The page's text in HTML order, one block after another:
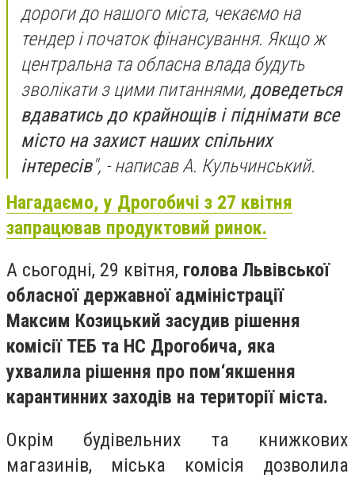
дороги до нашого міста, чекаємо на
тендер і початок фінансування. Якщо ж
центральна та обласна влада будуть
зволікати з цими питаннями, доведеться
вдаватись до крайнощів і піднімати все
місто на захист наших спільних
інтересів", - написав А. Кульчинський.
Нагадаємо, у Дрогобичі з 27 квітня
запрацював продуктовий ринок.
А сьогодні, 29 квітня, голова Львівської
обласної державної адміністрації
Максим Козицький засудив рішення
комісії ТЕБ та НС Дрогобича, яка
ухвалила рішення про пом‘якшення
карантинних заходів на території міста.
Окрім будівельних та книжкових
магазинів, міська комісія дозволила